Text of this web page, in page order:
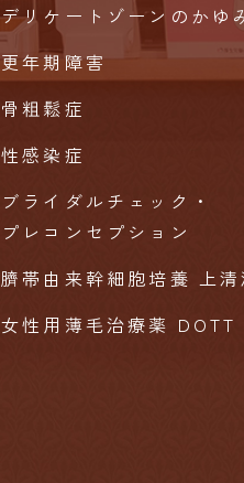
デリケートゾーンのかゆ
更年期障害
骨粗鬆症
性感染症
ブライダルチェック・
プレコンセプション
臍帯由来幹細胞培養 上清
女性用薄毛治療薬 DOTT